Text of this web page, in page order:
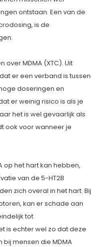
ontstaan. Een van de
is de
MDMA (XTC). Uit
er een verband is tussen
doseringen en
er weinig risico is als je
het is wel gevaarlijk als
ook voor wanneer je
op het hart kan hebben,
van de 5-HT2B
zich overal in het hart. Bij
kan er schade aan
tot
is echter wel zo dat deze
mensen die MDMA